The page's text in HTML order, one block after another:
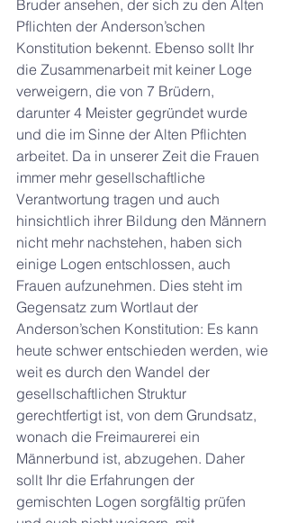
Bruder ansehen, der sich zu den Alten
Pflichten der Anderson’schen
Konstitution bekennt. Ebenso sollt Ihr
die Zusammenarbeit mit keiner Loge
verweigern, die von 7 Brüdern,
darunter 4 Meister gegründet wurde
und die im Sinne der Alten Pflichten
arbeitet. Da in unserer Zeit die Frauen
immer mehr gesellschaftliche
Verantwortung tragen und auch
hinsichtlich ihrer Bildung den Männern
nicht mehr nachstehen, haben sich
einige Logen entschlossen, auch
Frauen aufzunehmen. Dies steht im
Gegensatz zum Wortlaut der
Anderson’schen Konstitution: Es kann
heute schwer entschieden werden, wie
weit es durch den Wandel der
gesellschaftlichen Struktur
gerechtfertigt ist, von dem Grundsatz,
wonach die Freimaurerei ein
Männerbund ist, abzugehen. Daher
sollt Ihr die Erfahrungen der
gemischten Logen sorgfältig prüfen